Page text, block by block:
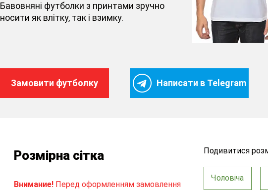
Бавовняні футболки з принтами зручно
носити як влітку, так і взимку.
Замовити футболку Написати в Telegram
Розмірна сітка
Внимание! Перед оформленням замовлення
Подивитися
Чоловіча